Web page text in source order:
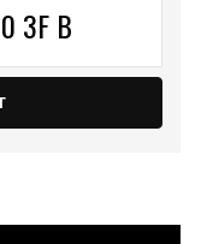
3F B